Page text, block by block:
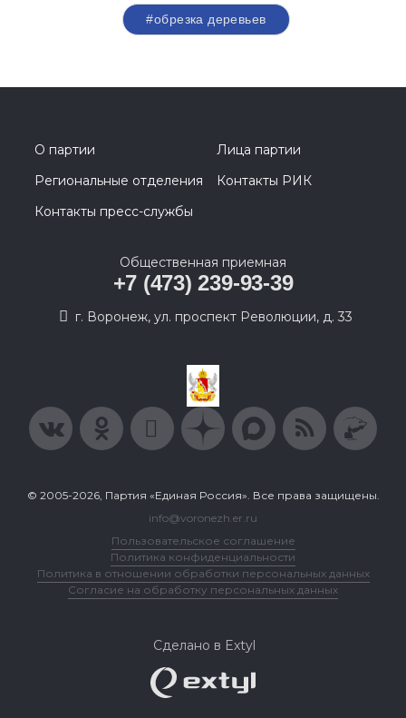
#обрезка деревьев
О партии
Лица партии
Региональные отделения
Контакты РИК
Контакты пресс-службы
Общественная приемная
+7 (473) 239-93-39
г. Воронеж, ул. проспект Революции, д. 33
© 2005-2026, Партия «Единая Россия». Все права защищены.
info@voronezh.er.ru
Пользовательское соглашение
Политика конфиденциальности
Политика в отношении обработки персональных данных
Согласие на обработку персональных данных
Сделано в Extyl